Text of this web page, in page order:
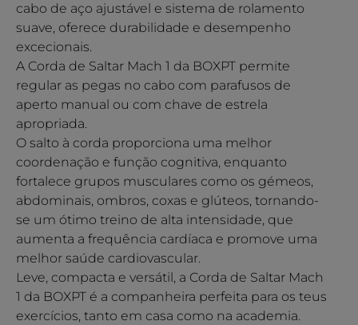
cabo de aço ajustável e sistema de rolamento
suave, oferece durabilidade e desempenho
excecionais.
A Corda de Saltar Mach 1 da BOXPT permite
regular as pegas no cabo com parafusos de
aperto manual ou com chave de estrela
apropriada.
O salto à corda proporciona uma melhor
coordenação e função cognitiva, enquanto
fortalece grupos musculares como os gémeos,
abdominais, ombros, coxas e glúteos, tornando-
se um ótimo treino de alta intensidade, que
aumenta a frequência cardíaca e promove uma
melhor saúde cardiovascular.
Leve, compacta e versátil, a Corda de Saltar Mach
1 da BOXPT é a companheira perfeita para os teus
exercícios, tanto em casa como na academia.